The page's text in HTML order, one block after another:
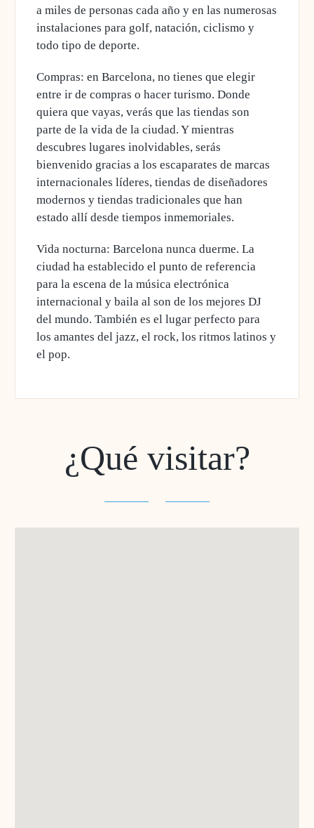
a miles de personas cada año y en las numerosas
instalaciones para golf, natación, ciclismo y
todo tipo de deporte.
Compras: en Barcelona, ​​no tienes que elegir
entre ir de compras o hacer turismo. Donde
quiera que vayas, verás que las tiendas son
parte de la vida de la ciudad. Y mientras
descubres lugares inolvidables, serás
bienvenido gracias a los escaparates de marcas
internacionales líderes, tiendas de diseñadores
modernos y tiendas tradicionales que han
estado allí desde tiempos inmemoriales.
Vida nocturna: Barcelona nunca duerme. La
ciudad ha establecido el punto de referencia
para la escena de la música electrónica
internacional y baila al son de los mejores DJ
del mundo. También es el lugar perfecto para
los amantes del jazz, el rock, los ritmos latinos y
el pop.
¿Qué visitar?